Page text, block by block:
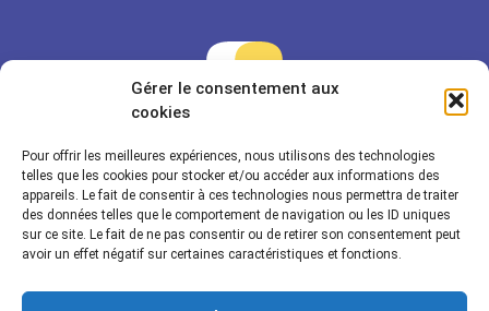
Gérer le consentement aux
cookies
Pour offrir les meilleures expériences, nous utilisons des technologies
telles que les cookies pour stocker et/ou accéder aux informations des
appareils. Le fait de consentir à ces technologies nous permettra de traiter
des données telles que le comportement de navigation ou les ID uniques
sur ce site. Le fait de ne pas consentir ou de retirer son consentement peut
avoir un effet négatif sur certaines caractéristiques et fonctions.
Rayonnance is a member of Econocom & Seven2
Rayonnance Technologies